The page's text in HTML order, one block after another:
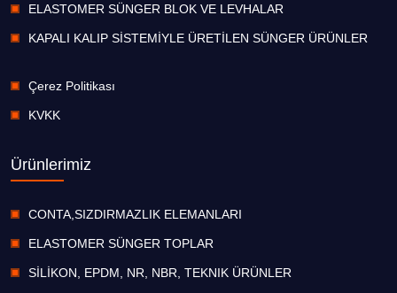
ELASTOMER SÜNGER BLOK VE LEVHALAR
KAPALI KALIP SİSTEMİYLE ÜRETİLEN SÜNGER ÜRÜNLER
Çerez Politikası
KVKK
Ürünlerimiz
CONTA,SIZDIRMAZLIK ELEMANLARI
ELASTOMER SÜNGER TOPLAR
SİLİKON, EPDM, NR, NBR, TEKNIK ÜRÜNLER